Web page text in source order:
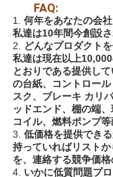
プ
ラ
イ
バ
シ
ー
FAQ:
1. 何年をあなたの会
私達は10年間今創設
2.
どんなプロダクト
私達は現在以上
とおりである提供し
の台紙、コントロー
スク、ブレーキ カリ
ッドエンド、棚の端
コイル、燃料ポンプ等
3. 低価格を提供できる
持っていればリスト
を、連絡する競争価
4. いかに低質問題プ